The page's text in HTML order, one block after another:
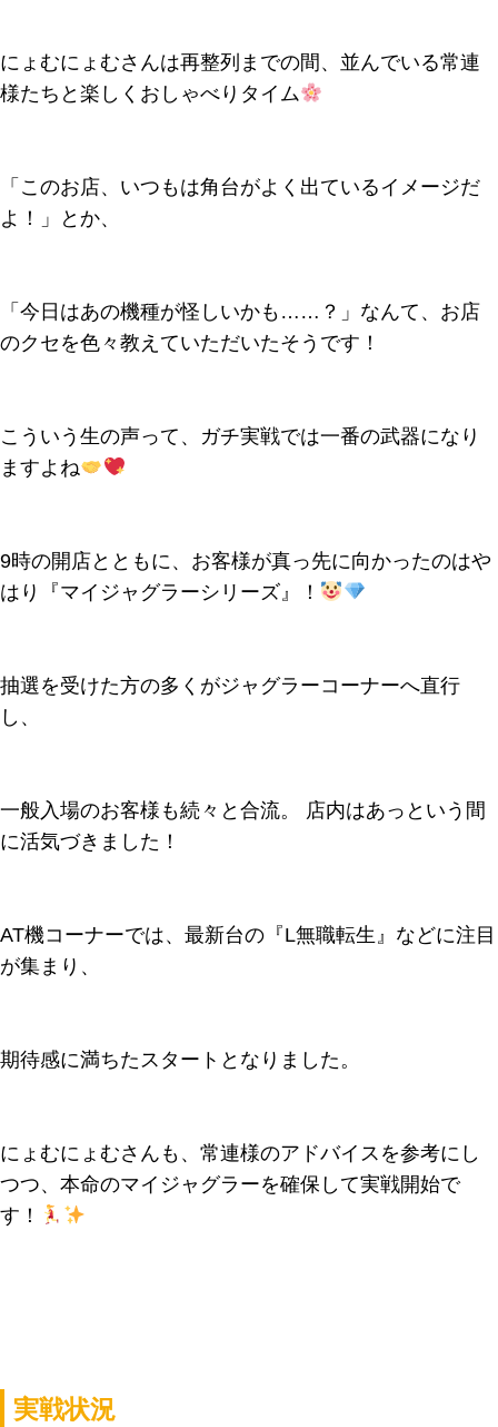
にょむにょむさんは再整列までの間、並んでいる常連
様たちと楽しくおしゃべりタイム
「このお店、いつもは角台がよく出ているイメージだ
よ！」とか、
「今日はあの機種が怪しいかも……？」なんて、お店
のクセを色々教えていただいたそうです！
こういう生の声って、ガチ実戦では一番の武器になり
ますよね
9時の開店とともに、お客様が真っ先に向かったのはや
はり『マイジャグラーシリーズ』！
抽選を受けた方の多くがジャグラーコーナーへ直行
し、
一般入場のお客様も続々と合流。 店内はあっという間
に活気づきました！
AT機コーナーでは、最新台の『L無職転生』などに注目
が集まり、
期待感に満ちたスタートとなりました。
にょむにょむさんも、常連様のアドバイスを参考にし
つつ、本命のマイジャグラーを確保して実戦開始で
す！
実戦状況